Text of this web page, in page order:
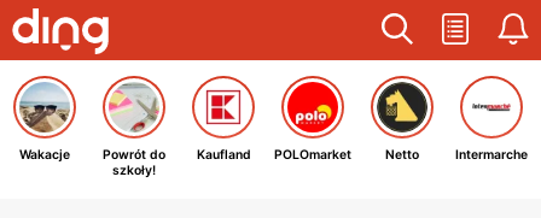
Wakacje
Powrót do
szkoły!
Kaufland POLOmarket Netto Intermarche